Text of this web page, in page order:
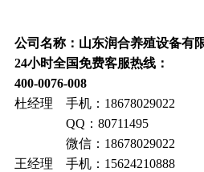
公司名称：山东润合养殖设备有
24小时全国免费客服热线：
400-0076-008
杜经理 手机：18678029022
QQ：80711495
微信：18678029022
王经理 手机：15624210888